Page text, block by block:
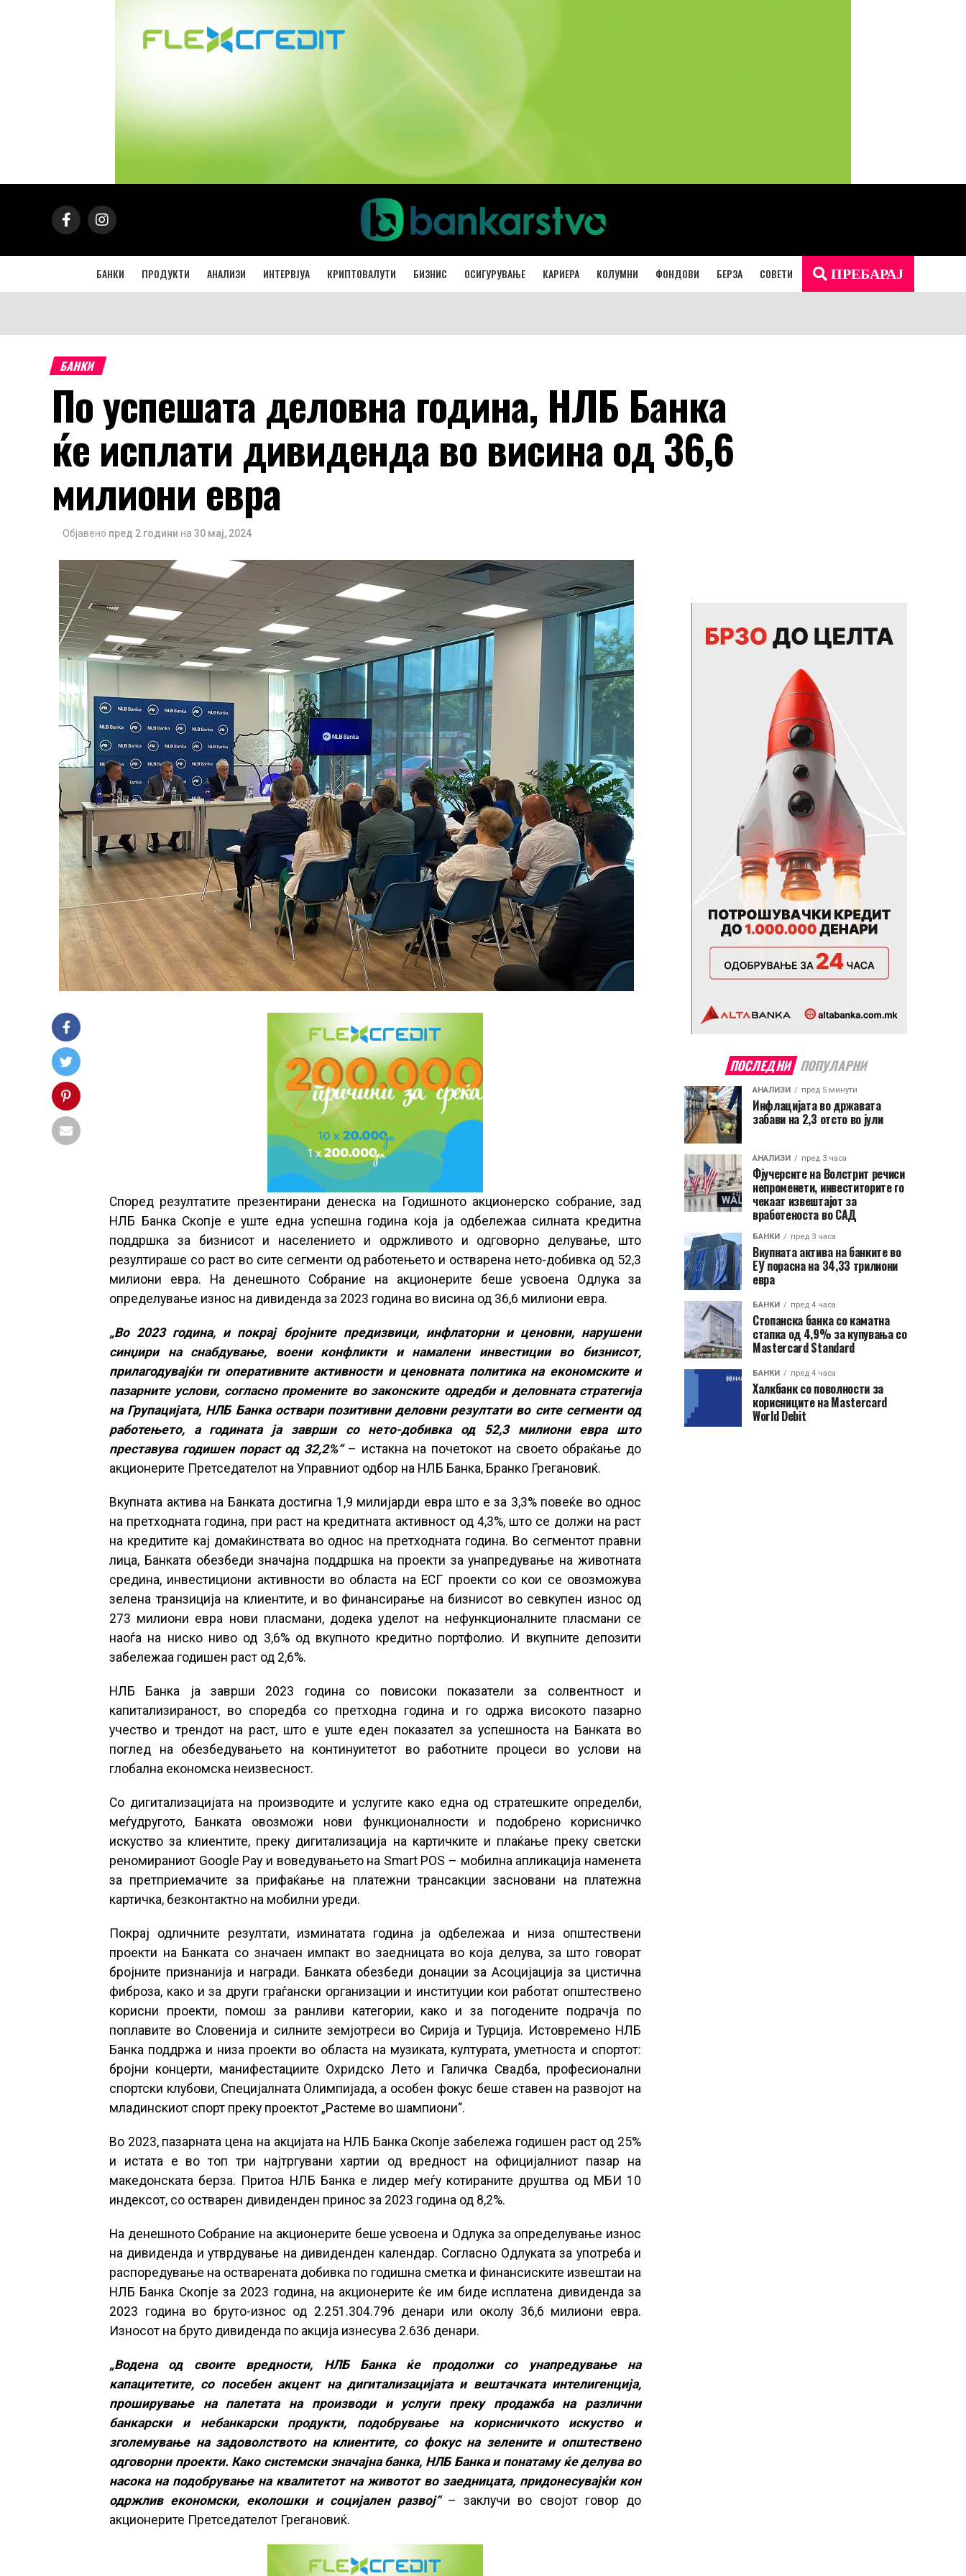
БАНКИ ПРОДУКТИ АНАЛИЗИ ИНТЕРВЈУА КРИПТОВАЛУТИ БИЗНИС ОСИГУРУВАЊЕ КАРИЕРА КОЛУМНИ ФОНДОВИ БЕРЗА СОВЕТИ ПРЕБАРАЈ
БАНКИ
По успешата деловна година, НЛБ Банка
ќе исплати дивиденда во висина од 36,6
милиони евра
Објавено пред 2 години на 30 мај, 2024
Според резултатите презентирани денеска на Годишното акционерско собрание, зад
НЛБ Банка Скопје е уште една успешна година која ја одбележаа силната кредитна
поддршка за бизнисот и населението и одржливото и одговорно делување, што
резултираше со раст во сите сегменти од работењето и остварена нето-добивка од 52,3
милиони евра. На денешното Собрание на акционерите беше усвоена Одлука за
определување износ на дивиденда за 2023 година во висина од 36,6 милиони евра.
„Во 2023 година, и покрај бројните предизвици, инфлаторни и ценовни, нарушени
синџири на снабдување, воени конфликти и намалени инвестиции во бизнисот,
прилагодувајќи ги оперативните активности и ценовната политика на економските и
пазарните услови, согласно промените во законските одредби и деловната стратегија
на Групацијата, НЛБ Банка оствари позитивни деловни резултати во сите сегменти од
работењето, а годината ја заврши со нето-добивка од 52,3 милиони евра што
преставува годишен пораст од 32,2%“– истакна на почетокот на своето обраќање до
акционерите Претседателот на Управниот одбор на НЛБ Банка, Бранко Грегановиќ.
Вкупната актива на Банката достигна 1,9 милијарди евра што е за 3,3% повеќе во однос
на претходната година, при раст на кредитната активност од 4,3%, што се должи на раст
на кредитите кај домаќинствата во однос на претходната година. Во сегментот правни
лица, Банката обезбеди значајна поддршка на проекти за унапредување на животната
средина, инвестициони активности во областа на ЕСГ проекти со кои се овозможува
зелена транзиција на клиентите, и во финансирање на бизнисот во севкупен износ од
273 милиони евра нови пласмани, додека уделот на нефункционалните пласмани се
наоѓа на ниско ниво од 3,6% од вкупното кредитно портфолио. И вкупните депозити
забележаа годишен раст од 2,6%.
НЛБ Банка ја заврши 2023 година со повисоки показатели за солвентност и
капитализираност, во споредба со претходна година и го одржа високото пазарно
учество и трендот на раст, што е уште еден показател за успешноста на Банката во
поглед на обезбедувањето на континуитетот во работните процеси во услови на
глобална економска неизвесност.
Со дигитализацијата на производите и услугите како една од стратешките определби,
меѓудругото, Банката овозможи нови функционалности и подобрено корисничко
искуство за клиентите, преку дигитализација на картичките и плаќање преку светски
реномираниот Google Pay и воведувањето на Smart POS – мобилна апликација наменета
за претприемачите за прифаќање на платежни трансакции засновани на платежна
картичка, безконтактно на мобилни уреди.
Покрај одличните резултати, изминатата година ја одбележаа и низа општествени
проекти на Банката со значаен импакт во заедницата во која делува, за што говорат
бројните признанија и награди. Банката обезбеди донации за Асоцијација за цистична
фиброза, како и за други граѓански организации и институции кои работат општествено
корисни проекти, помош за ранливи категории, како и за погодените подрачја по
поплавите во Словенија и силните земјотреси во Сирија и Турција. Истовремено НЛБ
Банка поддржа и низа проекти во областа на музиката, културата, уметноста и спортот:
бројни концерти, манифестациите Охридско Лето и Галичка Свадба, професионални
спортски клубови, Специјалната Олимпијада, а особен фокус беше ставен на развојот на
младинскиот спорт преку проектот „Растеме во шампиони“.
Во 2023, пазарната цена на акцијата на НЛБ Банка Скопје забележа годишен раст од 25%
и истата е во топ три најтргувани хартии од вредност на официјалниот пазар на
македонската берза. Притоа НЛБ Банка е лидер меѓу котираните друштва од МБИ 10
индексот, со остварен дивиденден принос за 2023 година од 8,2%.
На денешното Собрание на акционерите беше усвоена и Одлука за определување износ
на дивиденда и утврдување на дивиденден календар. Согласно Одлуката за употреба и
распоредување на остварената добивка по годишна сметка и финансиските извештаи на
НЛБ Банка Скопје за 2023 година, на акционерите ќе им биде исплатена дивиденда за
2023 година во бруто-износ од 2.251.304.796 денари или околу 36,6 милиони евра.
Износот на бруто дивиденда по акција изнесува 2.636 денари.
„Водена од своите вредности, НЛБ Банка ќе продолжи со унапредување на
капацитетите, со посебен акцент на дигитализацијата и вештачката интелигенција,
проширување на палетата на производи и услуги преку продажба на различни
банкарски и небанкарски продукти, подобрување на корисничкото искуство и
зголемување на задоволството на клиентите, со фокус на зелените и општествено
одговорни проекти. Како системски значајна банка, НЛБ Банка и понатаму ќе делува во
насока на подобрување на квалитетот на животот во заедницата, придонесувајќи кон
одржлив економски, еколошки и социјален развој“ – заклучи во својот говор до
акционерите Претседателот Грегановиќ.
ПОСЛЕДНИ ПОПУЛАРНИ
АНАЛИЗИ пред 5 минути
Инфлацијата во државата
забави на 2,3 отсто во јули
АНАЛИЗИ пред 3 часа
Фјучерсите на Волстрит речиси
непроменети, инвеститорите го
чекаат извештајот за
вработеноста во САД
БАНКИ пред 3 часа
Вкупната актива на банките во
ЕУ порасна на 34,33 трилиони
евра
БАНКИ пред 4 часа
Стопанска банка со каматна
стапка од 4,9% за купувања со
Mastercard Standard
БАНКИ пред 4 часа
Халкбанк со поволности за
корисниците на Mastercard
World Debit